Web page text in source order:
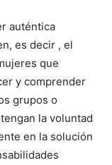
auténtica
es decir , el
que
y comprender
grupos o
la voluntad
en la solución